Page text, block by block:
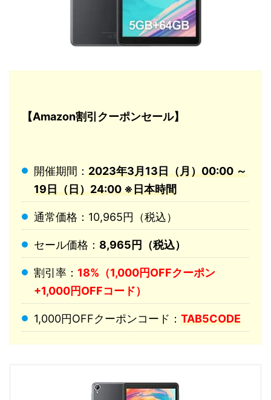
【Amazon割引クーポンセール】
開催期間： 2023年3月13日（月）00:00 ～
19日（日）24:00 ※日本時間
通常価格：10,965円（税込）
セール価格： 8,965円（税込）
割引率： 18%（1,000円OFFクーポン
+1,000円OFFコード）
1,000円OFFクーポンコード： TAB5CODE